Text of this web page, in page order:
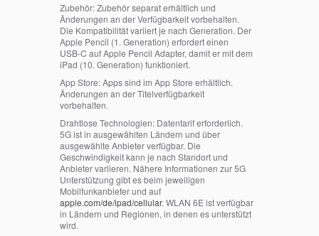
Zubehör:Zubehör separat erhältlich und
Änderungen an der Verfügbarkeit vorbehalten.
Die Kompatibilität variiert je nach Generation. Der
Apple Pencil (1. Generation) erfordert einen
USB‑C auf Apple Pencil Adapter, damit er mit dem
iPad (10. Generation) funktioniert.
App Store:Apps sind im App Store erhältlich.
Änderungen an der Titelverfügbarkeit
vorbehalten.
Drahtlose Technologien:Datentarif erforderlich.
5G ist in ausgewählten Ländern und über
ausgewählte Anbieter verfügbar. Die
Geschwindigkeit kann je nach Standort und
Anbieter variieren. Nähere Informationen zur 5G
Unterstützung gibt es beim jeweiligen
Mobilfunkanbieter und auf
apple.com/de/ipad/cellular. WLAN 6E ist verfügbar
in Ländern und Regionen, in denen es unterstützt
wird.